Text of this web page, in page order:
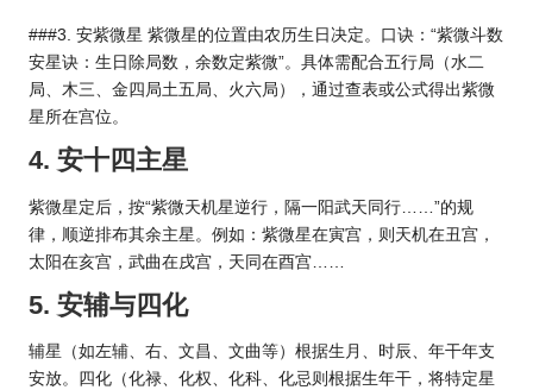
###3. 安紫微星 紫微星的位置由农历生日决定。口诀：“紫微斗数
安星诀：生日除局数，余数定紫微”。具体需配合五行局（水二
局、木三、金四局土五局、火六局），通过查表或公式得出紫微
星所在宫位。
4. 安十四主星
紫微星定后，按“紫微天机星逆行，隔一阳武天同行……”的规
律，顺逆排布其余主星。例如：紫微星在寅宫，则天机在丑宫，
太阳在亥宫，武曲在戌宫，天同在酉宫……
5. 安辅与四化
辅星（如左辅、右、文昌、文曲等）根据生月、时辰、年干年支
安放。四化（化禄、化权、化科、化忌则根据生年干，将特定星